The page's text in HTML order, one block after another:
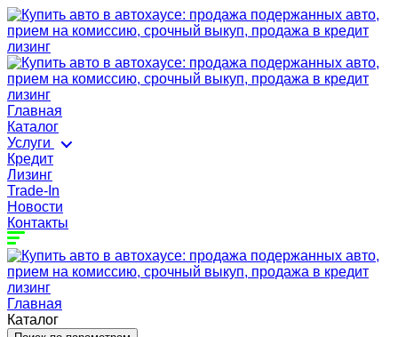
Главная
Каталог
Услуги
Кредит
Лизинг
Trade-In
Новости
Контакты
Главная
Каталог